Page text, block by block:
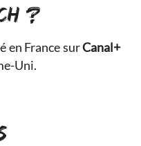
?
en France surCanal+
Uni.